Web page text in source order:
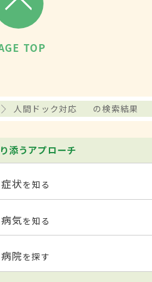
TOP
人間ドック対応 の検索結果
添うアプローチ
症状を知る
病気を知る
病院を探す